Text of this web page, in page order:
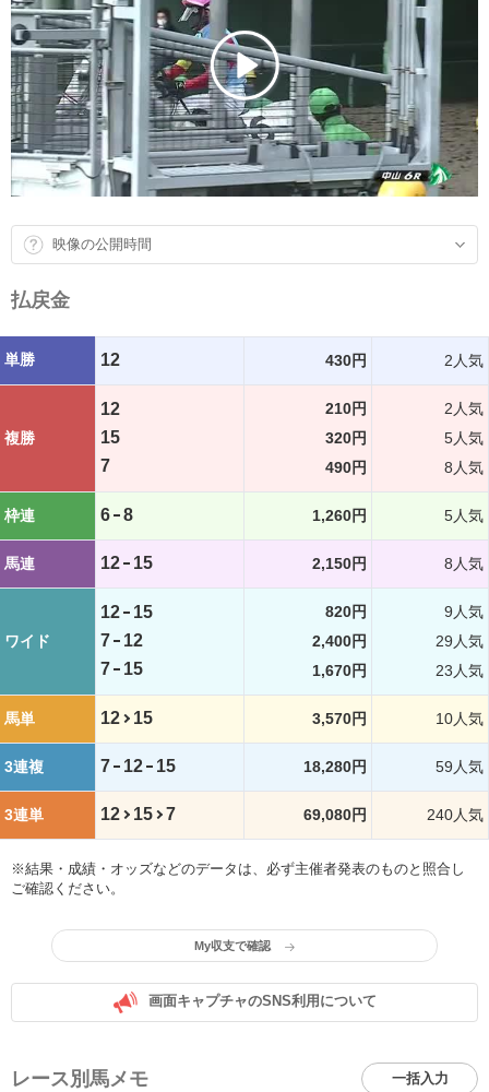
映像の公開時間
払戻金
単勝 12 430円 2人気
複勝
12
15
7
210円
320円
490円
2人気
5人気
8人気
枠連 6 8 1,260円 5人気
馬連 12 15 2,150円 8人気
ワイド
12
15
7
12
7
15
820円
2,400円
1,670円
9人気
29人気
23人気
馬単 12 15 3,570円 10人気
3連複 7 12 15 18,280円 59人気
3連単 12 15 7 69,080円 240人気
※結果・成績・オッズなどのデータは、必ず主催者発表のものと照合し
ご確認ください。
My収支で確認
画面キャプチャのSNS利用について
レース別馬メモ 一括入力